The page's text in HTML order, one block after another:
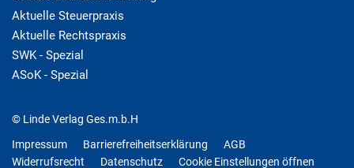
Aktuelle Steuerpraxis
Aktuelle Rechtspraxis
SWK - Spezial
ASoK - Spezial
© Linde Verlag Ges.m.b.H
Impressum
Barrierefreiheitserklärung
AGB
Widerrufsrecht
Datenschutz Cookie Einstellungen öffnen